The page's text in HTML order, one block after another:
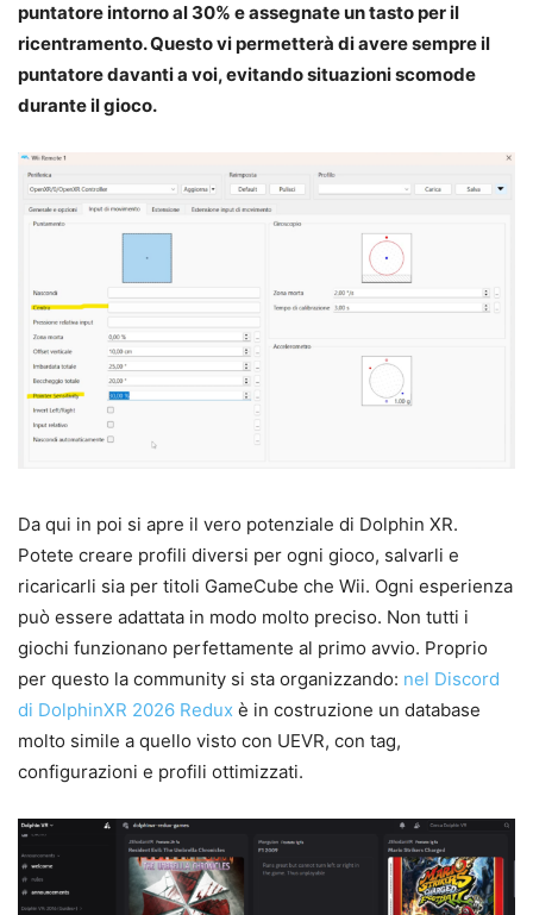
puntatore intorno al 30% e assegnate un tasto per il
ricentramento. Questo vi permetterà di avere sempre il
puntatore davanti a voi, evitando situazioni scomode
durante il gioco.
Da qui in poi si apre il vero potenziale di Dolphin XR.
Potete creare profili diversi per ogni gioco, salvarli e
ricaricarli sia per titoli GameCube che Wii. Ogni esperienza
può essere adattata in modo molto preciso. Non tutti i
giochi funzionano perfettamente al primo avvio. Proprio
per questo la community si sta organizzando: nel Discord
di DolphinXR 2026 Redux è in costruzione un database
molto simile a quello visto con UEVR, con tag,
configurazioni e profili ottimizzati.